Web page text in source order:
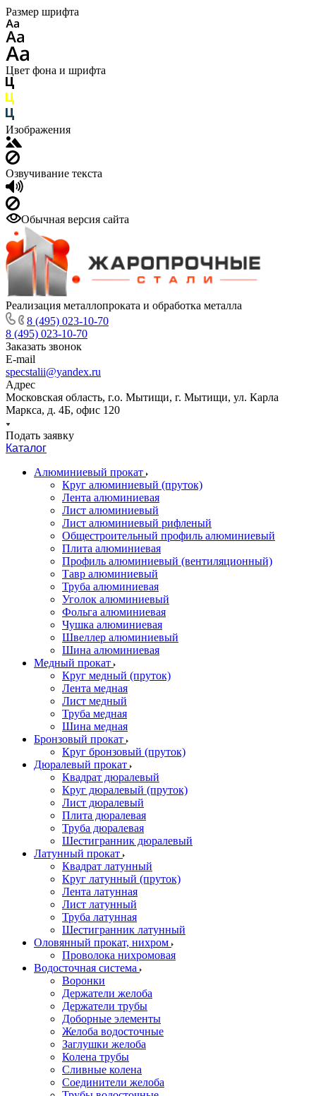
Размер шрифта
Цвет фона и шрифта
Изображения
Озвучивание текста
Обычная версия сайта
Реализация металлопроката и обработка металла
8 (495) 023-10-70
8 (495) 023-10-70
Заказать звонок
E-mail
specstalii@yandex.ru
Адрес
Московская область, г.о. Мытищи, г. Мытищи, ул. Карла
Маркса, д. 4Б, офис 120
Подать заявку
Каталог
Алюминиевый прокат
Круг алюминиевый (пруток)
Лента алюминиевая
Лист алюминиевый
Лист алюминиевый рифленый
Общестроительный профиль алюминиевый
Плита алюминиевая
Профиль алюминиевый (вентиляционный)
Тавр алюминиевый
Труба алюминиевая
Уголок алюминиевый
Фольга алюминиевая
Чушка алюминиевая
Швеллер алюминиевый
Шина алюминиевая
Медный прокат
Круг медный (пруток)
Лента медная
Лист медный
Труба медная
Шина медная
Бронзовый прокат
Круг бронзовый (пруток)
Дюралевый прокат
Квадрат дюралевый
Круг дюралевый (пруток)
Лист дюралевый
Плита дюралевая
Труба дюралевая
Шестигранник дюралевый
Латунный прокат
Квадрат латунный
Круг латунный (пруток)
Лента латунная
Лист латунный
Труба латунная
Шестигранник латунный
Оловянный прокат, нихром
Проволока нихромовая
Водосточная система
Воронки
Держатели желоба
Держатели трубы
Доборные элементы
Желоба водосточные
Заглушки желоба
Колена трубы
Сливные колена
Соединители желоба